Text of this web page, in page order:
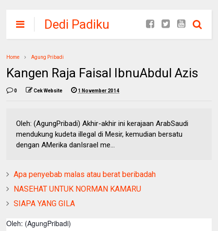
Dedi Padiku
Home Agung Pribadi
Kangen Raja Faisal IbnuAbdul Azis
0 Cek Website 1 November 2014
Oleh: (AgungPribadi) Akhir-akhir ini kerajaan ArabSaudi
mendukung kudeta illegal di Mesir, kemudian bersatu
dengan AMerika danIsrael me...
Apa penyebab malas atau berat beribadah
NASEHAT UNTUK NORMAN KAMARU
SIAPA YANG GILA
Oleh: (AgungPribadi)